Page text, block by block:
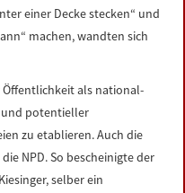
einer Decke stecken“ und
machen, wandten sich
Öffentlichkeit als national-
und potentieller
zu etablieren. Auch die
NPD. So bescheinigte der
selber ein